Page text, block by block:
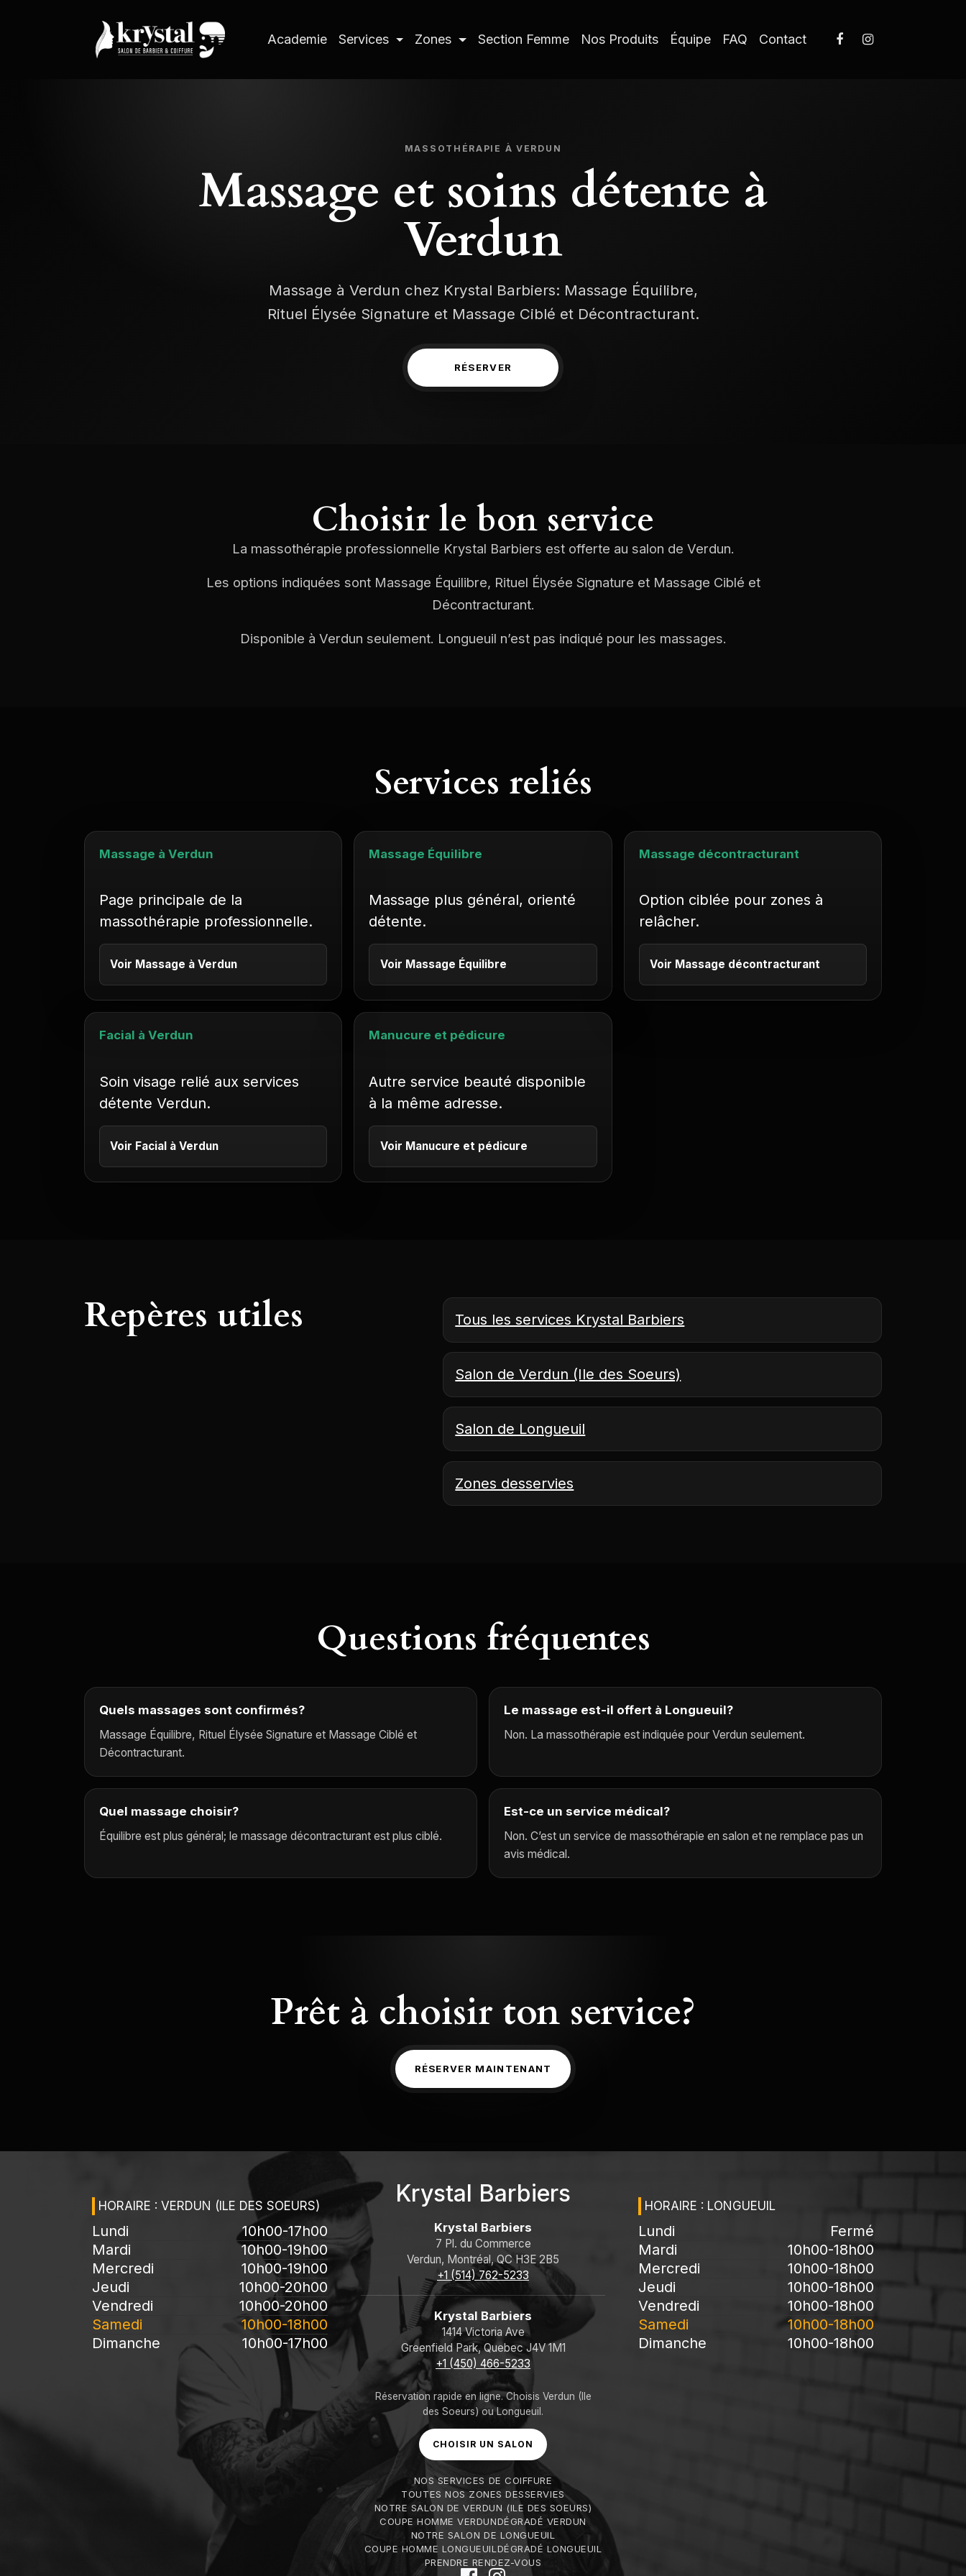
Academie Services Zones Section Femme Nos Produits Équipe FAQ Contact
MASSOTHÉRAPIE À VERDUN
Massage et soins détente à
Verdun
Massage à Verdun chez Krystal Barbiers: Massage Équilibre,
Rituel Élysée Signature et Massage Ciblé et Décontracturant.
RÉSERVER
Choisir le bon service
La massothérapie professionnelle Krystal Barbiers est offerte au salon de Verdun.
Les options indiquées sont Massage Équilibre, Rituel Élysée Signature et Massage Ciblé et
Décontracturant.
Disponible à Verdun seulement. Longueuil n’est pas indiqué pour les massages.
Services reliés
Massage à Verdun
Page principale de la
massothérapie professionnelle.
Voir Massage à Verdun
Massage Équilibre
Massage plus général, orienté
détente.
Voir Massage Équilibre
Massage décontracturant
Option ciblée pour zones à
relâcher.
Voir Massage décontracturant
Facial à Verdun
Soin visage relié aux services
détente Verdun.
Voir Facial à Verdun
Manucure et pédicure
Autre service beauté disponible
à la même adresse.
Voir Manucure et pédicure
Repères utiles Tous les services Krystal Barbiers
Salon de Verdun (Ile des Soeurs)
Salon de Longueuil
Zones desservies
Questions fréquentes
Quels massages sont confirmés?
Massage Équilibre, Rituel Élysée Signature et Massage Ciblé et
Décontracturant.
Le massage est-il offert à Longueuil?
Non. La massothérapie est indiquée pour Verdun seulement.
Quel massage choisir?
Équilibre est plus général; le massage décontracturant est plus ciblé.
Est-ce un service médical?
Non. C’est un service de massothérapie en salon et ne remplace pas un
avis médical.
Prêt à choisir ton service?
RÉSERVER MAINTENANT
HORAIRE : VERDUN (ILE DES SOEURS)
Lundi
10h00-17h00
Mardi
10h00-19h00
Mercredi
10h00-19h00
Jeudi
10h00-20h00
Vendredi
10h00-20h00
Samedi
10h00-18h00
Dimanche
10h00-17h00
Krystal Barbiers
Krystal Barbiers
7 Pl. du Commerce
Verdun, Montréal, QC H3E 2B5
+1 (514) 762-5233
Krystal Barbiers
1414 Victoria Ave
Greenfield Park, Quebec J4V 1M1
+1 (450) 466-5233
Réservation rapide en ligne. Choisis Verdun (Ile
des Soeurs) ou Longueuil.
CHOISIR UN SALON
NOS SERVICES DE COIFFURE
TOUTES NOS ZONES DESSERVIES
NOTRE SALON DE VERDUN (ILE DES SOEURS)
COUPE HOMME VERDUNDÉGRADÉ VERDUN
NOTRE SALON DE LONGUEUIL
COUPE HOMME LONGUEUIL DÉGRADÉ LONGUEUIL
PRENDRE RENDEZ-VOUS
HORAIRE : LONGUEUIL
Lundi
Fermé
Mardi
10h00-18h00
Mercredi
10h00-18h00
Jeudi
10h00-18h00
Vendredi
10h00-18h00
Samedi
10h00-18h00
Dimanche
10h00-18h00